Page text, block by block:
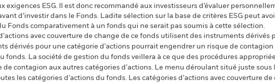
exigences ESG. Il est donc recommandé aux investisseurs d’évaluer
d’investir dans le Fonds. Ladite sélection sur la base de critères ESG peut
Fonds comparativement à un fonds qui ne serait pas soumis à cette sélection.
avec couverture de change de ce fonds utilisent des instruments dérivés
dérivés pour une catégorie d’actions pourrait engendrer un risque de
fonds. La société de gestion du fonds veillera à ce que des procédures
de contagion aux autres catégories d’actions. Le menu déroulant situé juste
les catégories d’actions du fonds. Les catégories d’actions avec couverture